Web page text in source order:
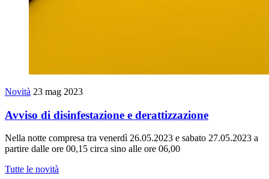
Novità 23 mag 2023
Avviso di disinfestazione e derattizzazione
Nella notte compresa tra venerdì 26.05.2023 e sabato 27.05.2023 a
partire dalle ore 00,15 circa sino alle ore 06,00
Tutte le novità